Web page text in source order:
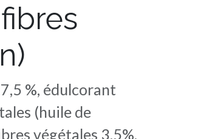
​​​​%, édulcorant
(huile de
végétales 3,5%,